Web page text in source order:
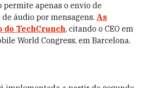
permite apenas o envio de
áudio por mensagens. As
do TechCrunch, citando o CEO em
World Congress, em Barcelona.